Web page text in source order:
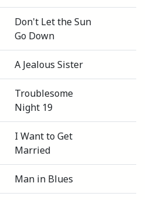
Don't Let the Sun
Go Down
A Jealous Sister
Troublesome
Night 19
I Want to Get
Married
Man in Blues